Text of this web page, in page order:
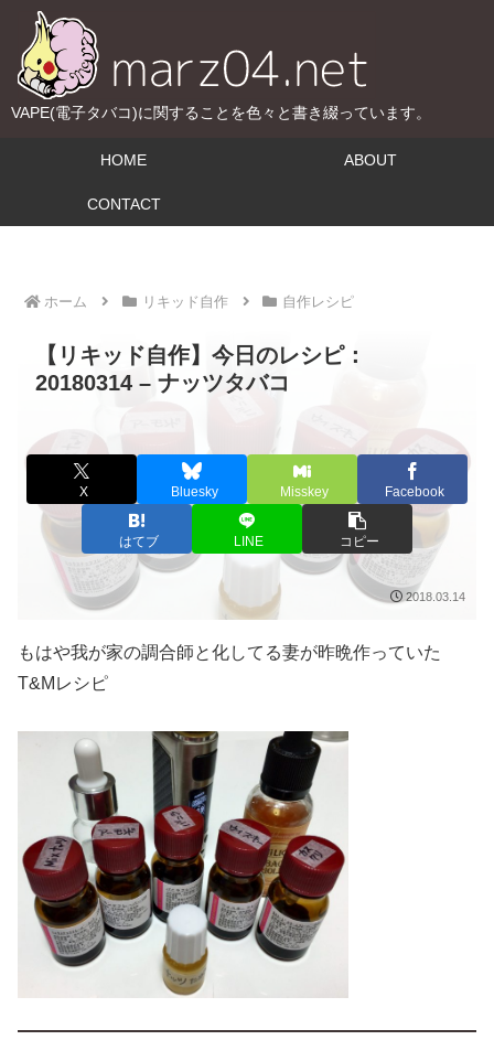
VAPE(電子タバコ)に関することを色々と書き綴っています。
HOME ABOUT
CONTACT
ホーム リキッド自作 自作レシピ
【リキッド自作】今日のレシピ：
20180314 – ナッツタバコ
X Bluesky Misskey Facebook
はてブ LINE コピー
2018.03.14
もはや我が家の調合師と化してる妻が昨晩作っていた
T&Mレシピ